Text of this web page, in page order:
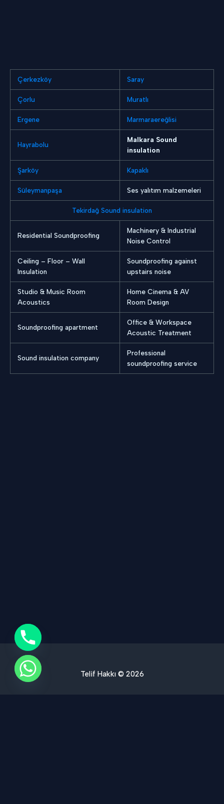
Çerkezköy Saray
Çorlu Muratlı
Ergene Marmaraereğlisi
Hayrabolu
Malkara Sound
insulation
Şarköy Kapaklı
Süleymanpaşa Ses yalıtım malzemeleri
Tekirdağ Sound insulation
Residential Soundproofing
Machinery & Industrial
Noise Control
Ceiling – Floor – Wall
Insulation
Soundproofing against
upstairs noise
Studio & Music Room
Acoustics
Home Cinema & AV
Room Design
Soundproofing apartment
Office & Workspace
Acoustic Treatment
Sound insulation company
Professional
soundproofing service
Telif Hakkı © 2026